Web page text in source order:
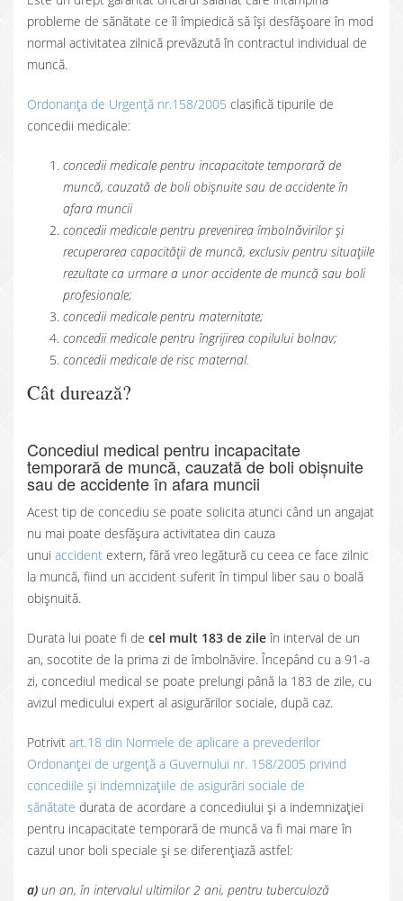
probleme de sănătate ce îl împiedică să își desfășoare în mod
normal activitatea zilnică prevăzută în contractul individual de
muncă.
Ordonanța de Urgență nr.158/2005 clasifică tipurile de
concedii medicale:
concedii medicale pentru incapacitate temporară de
muncă, cauzată de boli obișnuite sau de accidente în
afara muncii
concedii medicale pentru prevenirea îmbolnăvirilor și
recuperarea capacității de muncă, exclusiv pentru situațiile
rezultate ca urmare a unor accidente de muncă sau boli
profesionale;
concedii medicale pentru maternitate;
concedii medicale pentru îngrijirea copilului bolnav;
concedii medicale de risc maternal.
Cât durează?
Concediul medical pentru incapacitate
temporară de muncă, cauzată de boli obișnuite
sau de accidente în afara muncii
Acest tip de concediu se poate solicita atunci când un angajat
nu mai poate desfășura activitatea din cauza
unui accident extern, fără vreo legătură cu ceea ce face zilnic
la muncă, fiind un accident suferit în timpul liber sau o boală
obișnuită.
Durata lui poate fi de cel mult 183 de zileîn interval de un
an, socotite de la prima zi de îmbolnăvire. Începând cu a 91-a
zi, concediul medical se poate prelungi până la 183 de zile, cu
avizul medicului expert al asigurărilor sociale, după caz.
Potrivit art.18 din Normele de aplicare a prevederilor
Ordonanței de urgență a Guvernului nr. 158/2005 privind
concediile și indemnizațiile de asigurări sociale de
sănătate durata de acordare a concediului și a indemnizației
pentru incapacitate temporară de muncă va fi mai mare în
cazul unor boli speciale și se diferențiază astfel:
a) un an, în intervalul ultimilor 2 ani, pentru tuberculoză